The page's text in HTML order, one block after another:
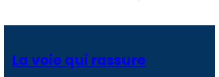
La voie qui rassure